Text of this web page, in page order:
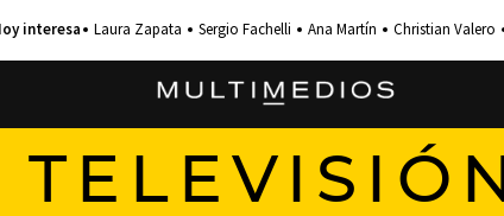
Laura Zapata Sergio Fachelli Ana Martín Christian Valero
TELEVISIÓN